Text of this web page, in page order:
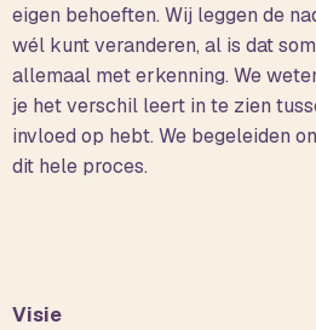
eigen behoeften. Wij leggen de
wél kunt veranderen, al is dat
allemaal met erkenning. We
je het verschil leert in te zien
invloed op hebt. We begeleiden
dit hele proces.
Visie